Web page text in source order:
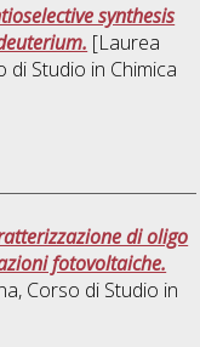
synthesis
[Laurea
di Studio in Chimica
di oligo
fotovoltaiche.
Corso di Studio in